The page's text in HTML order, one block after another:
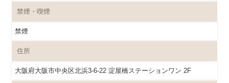
禁煙・喫煙
禁煙
住所
大阪府大阪市中央区北浜3-6-22 淀屋橋ステーションワン 2F